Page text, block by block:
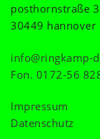
posthornstraße
30449 hannover
info@ringkamp-
Fon. 0172-56
Impressum
Datenschutz